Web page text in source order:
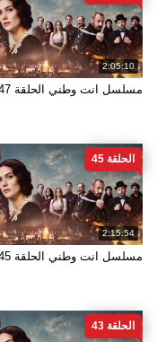
2:05:10
مسلسل انت وطني الحلقة 47
2:15:54
الحلقة 45
مسلسل انت وطني الحلقة 45
الحلقة 43